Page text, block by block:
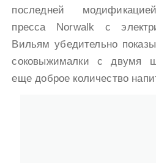
последней
пресса Norwalk с
Вильям убедительно
соковыжималки с двумя
еще доброе количество